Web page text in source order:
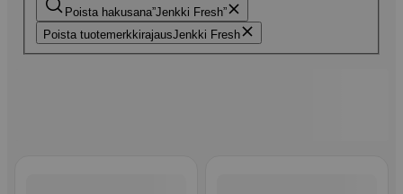
Poista hakusana Jenkki Fresh
Poista tuotemerkkirajausJenkki Fresh